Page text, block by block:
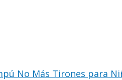
No Más Tirones para